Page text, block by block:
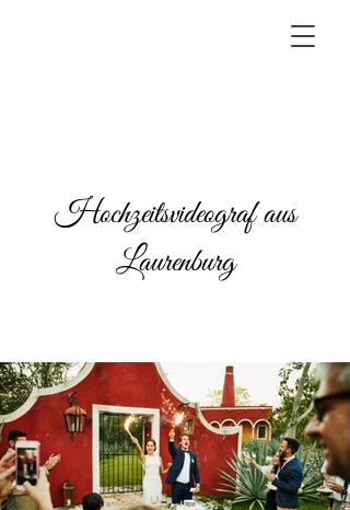
Hochzeitsvideograf aus
Laurenburg